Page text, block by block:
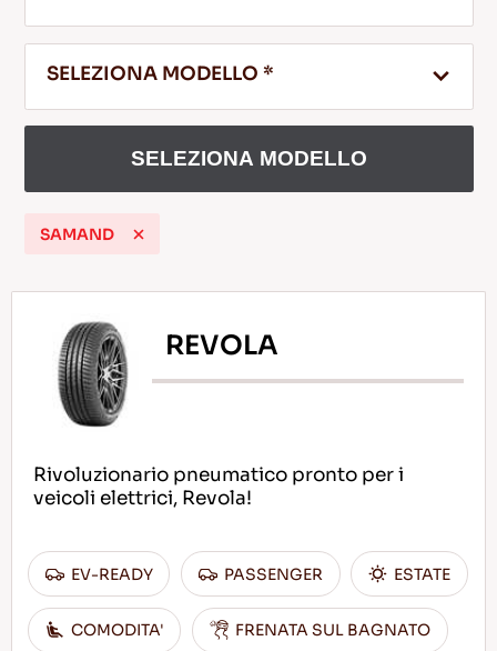
ASSISTENZA & AIUTO
Consigli per la Guida nella Neve
LEGGI DI PIU
SELEZIONA MODELLO *
SELEZIONA MODELLO
SAMAND
REVOLA
Rivoluzionario pneumatico pronto per i
veicoli elettrici, Revola!
EV-READY PASSENGER ESTATE
COMODITA' FRENATA SUL BAGNATO